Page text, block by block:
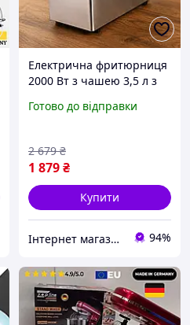
Електрична фритюрниця
2000 Вт з чашею 3,5 л з
кухонний прилад для
фрі та нагетсів
Готово до відправки
1 879₴
2 679 ₴
Купити
Інтернет магазин Slando 94%